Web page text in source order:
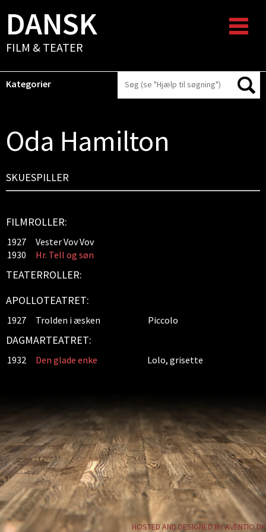
DANSK
FILM & TEATER
Kategorier
Oda Hamilton
SKUESPILLER
FILMROLLER:
1927
Vester Vov Vov
1930
Hr. Tell og søn
TEATERROLLER:
APOLLOTEATRET:
1927 Trolden i æsken Piccolo
DAGMARTEATRET:
1932 Den glade enke Lolo, grisette
HOSTED AND DESIGNED BY AVENTIO.DK